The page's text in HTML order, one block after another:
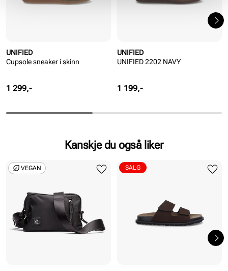
UNIFIED
Cupsole sneaker i skinn
Pris
1 299,-
UNIFIED
UNIFIED 2202 NAVY
Pris
1 199,-
Kanskje du også liker
VEGAN SALG